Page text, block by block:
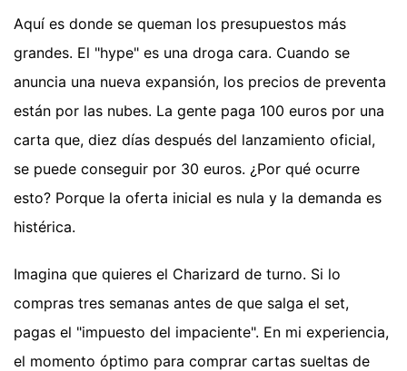
Aquí es donde se queman los presupuestos más
grandes. El "hype" es una droga cara. Cuando se
anuncia una nueva expansión, los precios de preventa
están por las nubes. La gente paga 100 euros por una
carta que, diez días después del lanzamiento oficial,
se puede conseguir por 30 euros. ¿Por qué ocurre
esto? Porque la oferta inicial es nula y la demanda es
histérica.
Imagina que quieres el Charizard de turno. Si lo
compras tres semanas antes de que salga el set,
pagas el "impuesto del impaciente". En mi experiencia,
el momento óptimo para comprar cartas sueltas de